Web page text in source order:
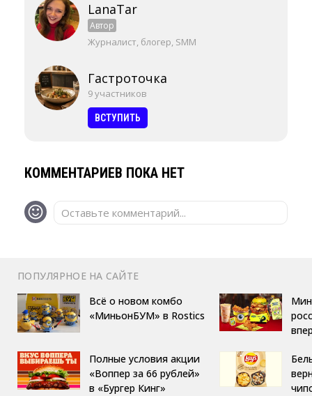
LanaTar
Автор
Журналист, блогер, SMM
Гастроточка
9 участников
ВСТУПИТЬ
КОММЕНТАРИЕВ ПОКА НЕТ
Оставьте комментарий...
ПОПУЛЯРНОЕ НА САЙТЕ
Всё о новом комбо
«МиньонБУМ» в Rostics
Полные условия акции
«Воппер за 66 рублей»
в «Бургер Кинг»